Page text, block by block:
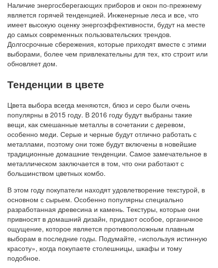
Наличие энергосберегающих приборов и окон по-прежнему
является горячей тенденцией. Инженерные леса и все, что
имеет высокую оценку энергоэффективности, будут на месте
до самых современных пользовательских трендов.
Долгосрочные сбережения, которые приходят вместе с этими
выборами, более чем привлекательны для тех, кто строит или
обновляет дом.
Тенденции в цвете
Цвета выбора всегда меняются, блюз и серо были очень
популярны в 2015 году. В 2016 году будут выбраны такие
вещи, как смешанные металлы в сочетании с деревом,
особенно меди. Серые и черные будут отлично работать с
металлами, поэтому они тоже будут включены в новейшие
традиционные домашние тенденции. Самое замечательное в
металлическом заключается в том, что они работают с
большинством цветных комбо.
В этом году покупатели находят удовлетворение текстурой, в
основном с сырьем. Особенно популярны специально
разработанная древесина и камень. Текстуры, которые они
привносят в домашний дизайн, придают особое, органичное
ощущение, которое является противоположным плавным
выборам в последние годы. Подумайте, «используя истинную
красоту», когда покупаете столешницы, шкафы и тому
подобное.